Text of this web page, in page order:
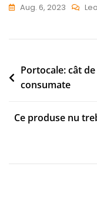
Aug. 6, 2023
Navigare
Portocale: cât
consumate
Ce produse nu